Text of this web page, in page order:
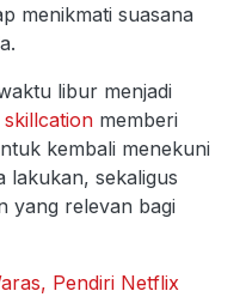
menikmati suasana
libur menjadi
skillcation memberi
kembali menekuni
lakukan, sekaligus
yang relevan bagi
Pendiri Netflix